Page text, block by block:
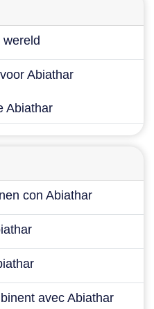
Abiathar
Abiathar
con Abiathar
avec Abiathar